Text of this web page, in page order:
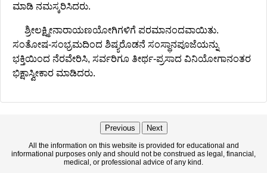
ಮಾಡಿ ನಮಸ್ಕರಿಸಿದರು.
ಶ್ರೀಲಕ್ಷ್ಮೀನಾರಾಯಣಯೋಗಿಗಳಿಗೆ ಪರಮಾನಂದವಾಯಿತು.
ಸಂತೋಷ-ಸಂಭ್ರಮದಿಂದ ಶಿಷ್ಯರೊಡನೆ ಸಂಸ್ಥಾನಪೂಜೆಯನ್ನು
ಭಕ್ತಿಯಿಂದ ನೆರವೇರಿಸಿ, ಸರ್ವರಿಗೂ ತೀರ್ಥ-ಪ್ರಸಾದ ವಿನಿಯೋಗಾನಂತರ
ಭಿಕ್ಷಾಸ್ವೀಕಾರ ಮಾಡಿದರು.
Previous Next
All the information on this website is provided for educational and
informational purposes only and should not be construed as legal, financial,
medical, or professional advice of any kind.